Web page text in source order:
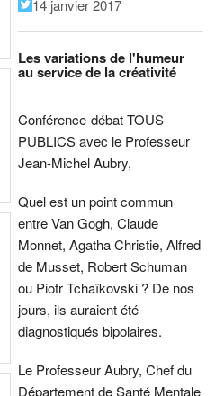
14 janvier 2017
Les variations de l'humeur
au service de la créativité
Conférence-débat TOUS
PUBLICS avec le Professeur
Jean-Michel Aubry,
Quel est un point commun
entre Van Gogh, Claude
Monnet, Agatha Christie, Alfred
de Musset, Robert Schuman
ou Piotr Tchaïkovski ? De nos
jours, ils auraient été
diagnostiqués bipolaires.
Le Professeur Aubry, Chef du
Département de Santé Mentale